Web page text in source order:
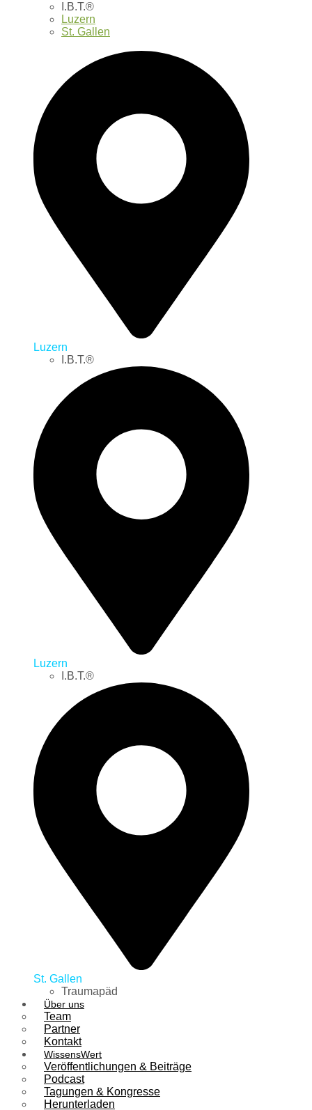
I.B.T.®
Luzern
St. Gallen
Luzern
I.B.T.®
Luzern
I.B.T.®
St. Gallen
Traumapäd
Über uns
Team
Partner
Kontakt
WissensWert
Veröffentlichungen & Beiträge
Podcast
Tagungen & Kongresse
Herunterladen